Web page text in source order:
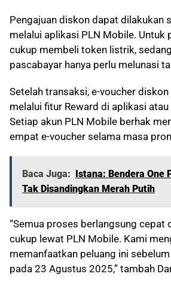
Pengajuan diskon dapat dilakukan
melalui aplikasi PLN Mobile. Untuk
cukup membeli token listrik,
pascabayar hanya perlu melunasi
Setelah transaksi, e-voucher
melalui fitur Reward di aplikasi
Setiap akun PLN Mobile berhak
empat e-voucher selama masa
Baca Juga: Istana: Bendera One
Tak Disandingkan Merah Putih
“Semua proses berlangsung cepat
cukup lewat PLN Mobile. Kami
memanfaatkan peluang ini
pada 23 Agustus 2025,” tambah